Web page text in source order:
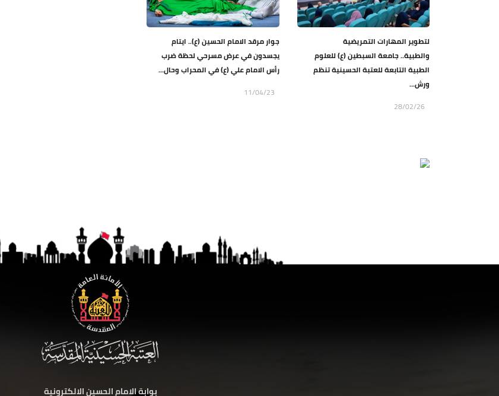
لتطوير المهارات التمريضية
والطبية.. جامعة السبطين (ع) للعلوم
الطبية التابعة للعتبة الحسينية تنظم
ورش...
28/02/26
جوار مرقد الامام الحسين (ع).. ايتام
يجسدون في عرض مسرحي لحظة ضرب
رأس الامام علي (ع) في المحراب وحال...
11/04/23
بوابة الامام الحسين الالكترونية